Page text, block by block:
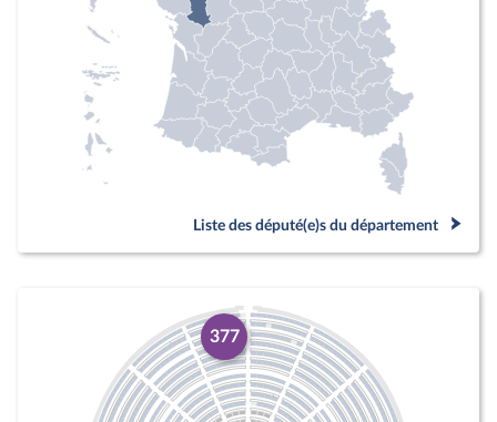
Liste des député(e)s du département
377